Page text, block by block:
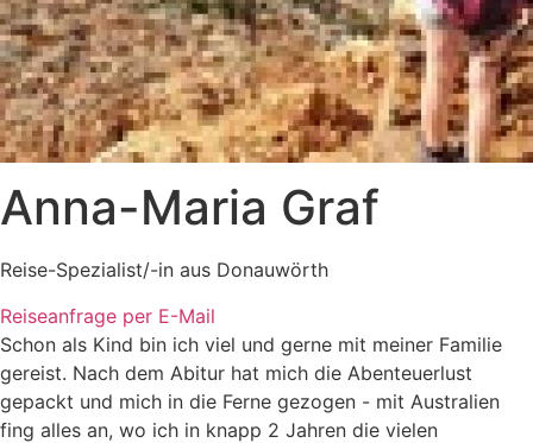
Anna-Maria Graf
Reise-Spezialist/-in aus Donauwörth
Reiseanfrage per E-Mail
Schon als Kind bin ich viel und gerne mit meiner Familie
gereist. Nach dem Abitur hat mich die Abenteuerlust
gepackt und mich in die Ferne gezogen - mit Australien
fing alles an, wo ich in knapp 2 Jahren die vielen